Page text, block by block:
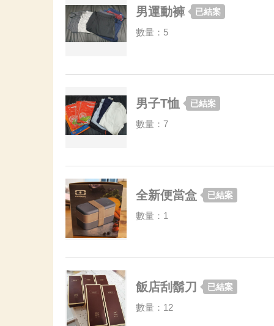
男運動褲 已結案
數量：5
男子T恤 已結案
數量：7
全新便當盒 已結案
數量：1
飯店刮鬍刀 已結案
數量：12